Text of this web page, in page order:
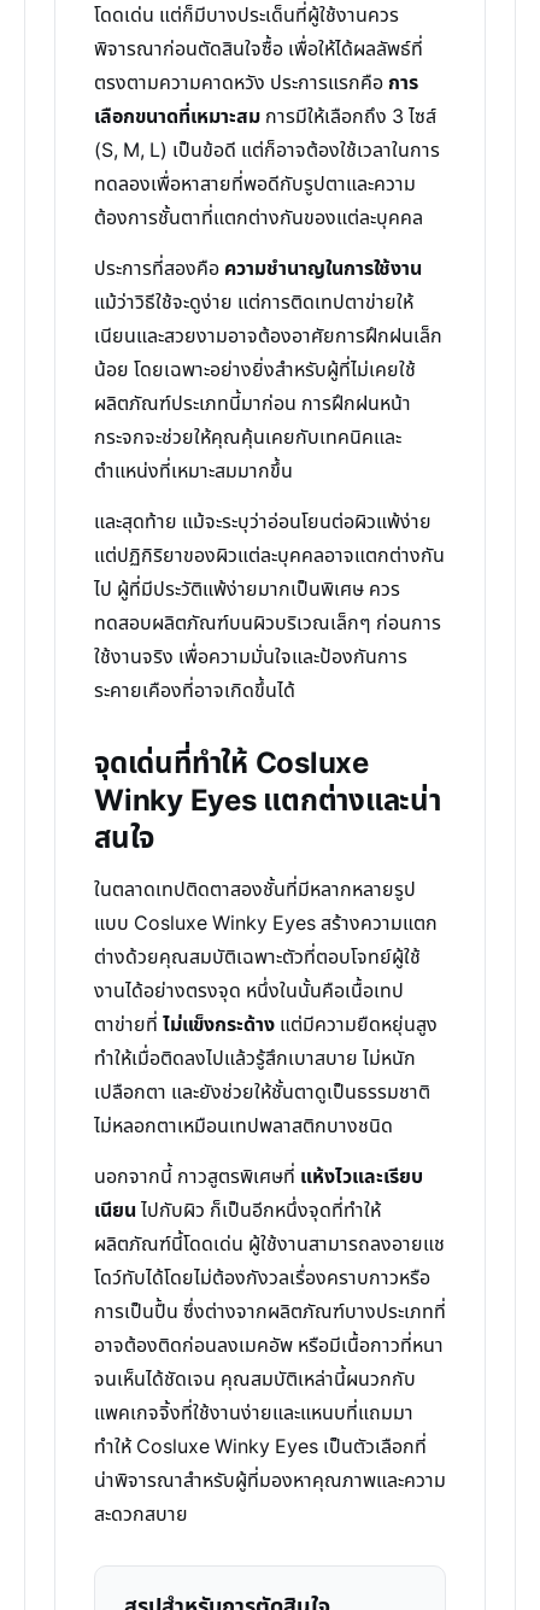
โดดเด่น แต่ก็มีบางประเด็นที่ผู้ใช้งานควร
พิจารณาก่อนตัดสินใจซื้อ เพื่อให้ได้ผลลัพธ์ที่
ตรงตามความคาดหวัง ประการแรกคือ การ
เลือกขนาดที่เหมาะสม การมีให้เลือกถึง 3 ไซส์
(S, M, L) เป็นข้อดี แต่ก็อาจต้องใช้เวลาในการ
ทดลองเพื่อหาสายที่พอดีกับรูปตาและความ
ต้องการชั้นตาที่แตกต่างกันของแต่ละบุคคล
ประการที่สองคือ ความชำนาญในการใช้งาน
แม้ว่าวิธีใช้จะดูง่าย แต่การติดเทปตาข่ายให้
เนียนและสวยงามอาจต้องอาศัยการฝึกฝนเล็ก
น้อย โดยเฉพาะอย่างยิ่งสำหรับผู้ที่ไม่เคยใช้
ผลิตภัณฑ์ประเภทนี้มาก่อน การฝึกฝนหน้า
กระจกจะช่วยให้คุณคุ้นเคยกับเทคนิคและ
ตำแหน่งที่เหมาะสมมากขึ้น
และสุดท้าย แม้จะระบุว่าอ่อนโยนต่อผิวแพ้ง่าย
แต่ปฏิกิริยาของผิวแต่ละบุคคลอาจแตกต่างกัน
ไป ผู้ที่มีประวัติแพ้ง่ายมากเป็นพิเศษ ควร
ทดสอบผลิตภัณฑ์บนผิวบริเวณเล็กๆ ก่อนการ
ใช้งานจริง เพื่อความมั่นใจและป้องกันการ
ระคายเคืองที่อาจเกิดขึ้นได้
จุดเด่นที่ทำให้ Cosluxe
Winky Eyes แตกต่างและน่า
สนใจ
ในตลาดเทปติดตาสองชั้นที่มีหลากหลายรูป
แบบ Cosluxe Winky Eyes สร้างความแตก
ต่างด้วยคุณสมบัติเฉพาะตัวที่ตอบโจทย์ผู้ใช้
งานได้อย่างตรงจุด หนึ่งในนั้นคือเนื้อเทป
ตาข่ายที่ ไม่แข็งกระด้าง แต่มีความยืดหยุ่นสูง
ทำให้เมื่อติดลงไปแล้วรู้สึกเบาสบาย ไม่หนัก
เปลือกตา และยังช่วยให้ชั้นตาดูเป็นธรรมชาติ
ไม่หลอกตาเหมือนเทปพลาสติกบางชนิด
นอกจากนี้ กาวสูตรพิเศษที่ แห้งไวและเรียบ
เนียน ไปกับผิว ก็เป็นอีกหนึ่งจุดที่ทำให้
ผลิตภัณฑ์นี้โดดเด่น ผู้ใช้งานสามารถลงอายแช
โดว์ทับได้โดยไม่ต้องกังวลเรื่องคราบกาวหรือ
การเป็นปื้น ซึ่งต่างจากผลิตภัณฑ์บางประเภทที่
อาจต้องติดก่อนลงเมคอัพ หรือมีเนื้อกาวที่หนา
จนเห็นได้ชัดเจน คุณสมบัติเหล่านี้ผนวกกับ
แพคเกจจิ้งที่ใช้งานง่ายและแหนบที่แถมมา
ทำให้ Cosluxe Winky Eyes เป็นตัวเลือกที่
น่าพิจารณาสำหรับผู้ที่มองหาคุณภาพและความ
สะดวกสบาย